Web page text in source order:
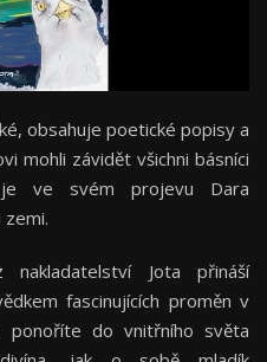
obsahuje poetické popisy a
mohli závidět všichni básníci
ve svém projevu Dara
nakladatelství Jota přináší
fascinujících proměn v
ponoříte do vnitřního světa